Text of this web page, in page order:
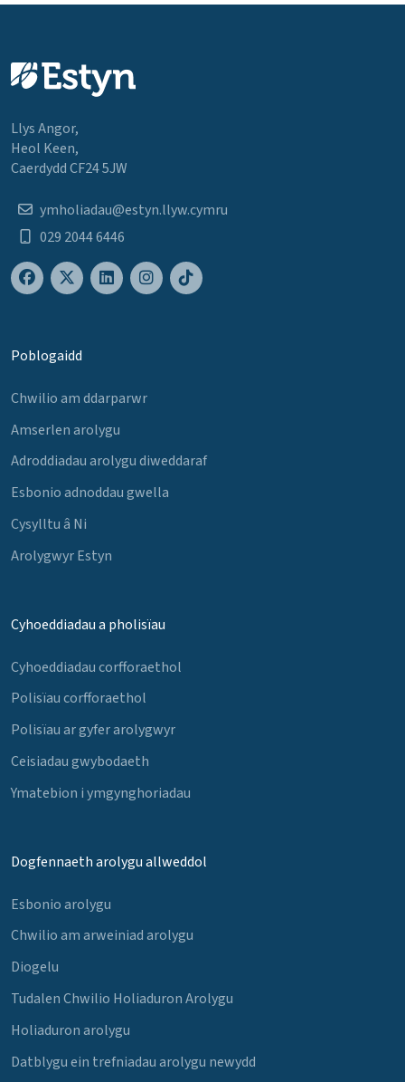
Llys Angor,
Heol Keen,
Caerdydd CF24 5JW
ymholiadau@estyn.llyw.cymru
029 2044 6446
Poblogaidd
Chwilio am ddarparwr
Amserlen arolygu
Adroddiadau arolygu diweddaraf
Esbonio adnoddau gwella
Cysylltu â Ni
Arolygwyr Estyn
Cyhoeddiadau a pholisïau
Cyhoeddiadau corfforaethol
Polisïau corfforaethol
Polisïau ar gyfer arolygwyr
Ceisiadau gwybodaeth
Ymatebion i ymgynghoriadau
Dogfennaeth arolygu allweddol
Esbonio arolygu
Chwilio am arweiniad arolygu
Diogelu
Tudalen Chwilio Holiaduron Arolygu
Holiaduron arolygu
Datblygu ein trefniadau arolygu newydd